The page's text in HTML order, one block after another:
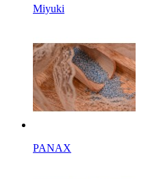
Miyuki
PANAX